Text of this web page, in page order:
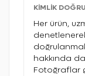
KIMLIK
Her ürün,
hakkında
Fotoğraflar